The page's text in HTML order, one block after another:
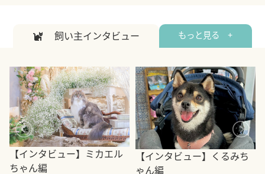
飼い主インタビュー もっと見る +
【インタビュー】ミカエル
ちゃん編
【インタビュー】くるみち
ゃん編